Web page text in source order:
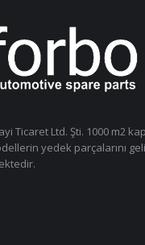
Ticaret Ltd. Şti. 1000 m2
yedek parçalarını